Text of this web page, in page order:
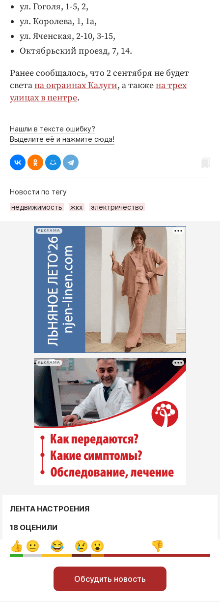
ул. Гоголя, 1-5, 2,
ул. Королева, 1, 1а,
ул. Яченская, 2-10, 3-15,
Октябрьский проезд, 7, 14.
Ранее сообщалось, что 2 сентября не будет
светана окраинах Калуги, а такжена трех
улицах в центре.
Нашли в тексте ошибку?
Выделите её и нажмите сюда!
Новости по тегу
недвижимость
жкх электричество
РЕКЛАМА
РЕКЛАМА
ЛЕНТА НАСТРОЕНИЯ
18 ОЦЕНИЛИ
Обсудить новость